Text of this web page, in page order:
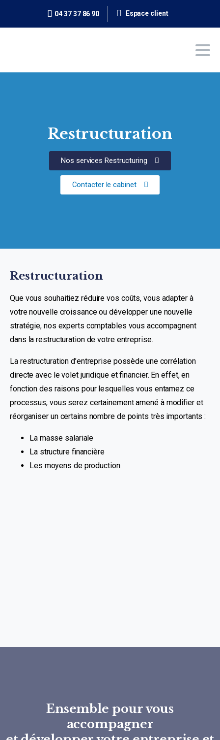
04 37 37 86 90 Espace client
Restructuration
Nos services Restructuring
Contacter le cabinet
Restructuration
Que vous souhaitiez réduire vos coûts, vous adapter à
votre nouvelle croissance ou développer une nouvelle
stratégie, nos experts comptables vous accompagnent
dans la restructuration de votre entreprise.
La restructuration d’entreprise possède une corrélation
directe avec le volet juridique et financier. En effet, en
fonction des raisons pour lesquelles vous entamez ce
processus, vous serez certainement amené à modifier et
réorganiser un certains nombre de points très importants :
La masse salariale
La structure financière
Les moyens de production
Ensemble pour vous
accompagner